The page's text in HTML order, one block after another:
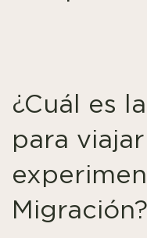
¿Cuál es
para
Migración?